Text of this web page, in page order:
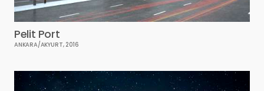
Pelit Port
ANKARA/AKYURT, 2016